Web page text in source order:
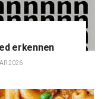
erkennen
2026